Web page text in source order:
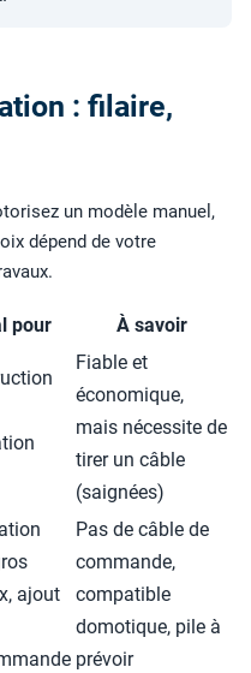
: filaire,
un modèle manuel,
dépend de votre
pour À savoir
Fiable et
économique,
mais nécessite de
tirer un câble
(saignées)
ajout
Pas de câble de
commande,
compatible
domotique, pile à
prévoir